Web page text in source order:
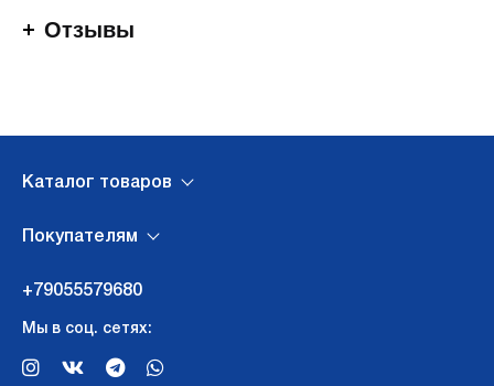
Отзывы
Каталог товаров
Покупателям
+79055579680
Мы в соц. сетях: